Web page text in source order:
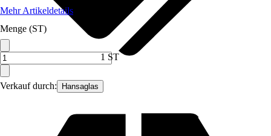
Verkauf durch: Hansaglas
Mehr Artikeldetails
Menge (ST)
1 ST